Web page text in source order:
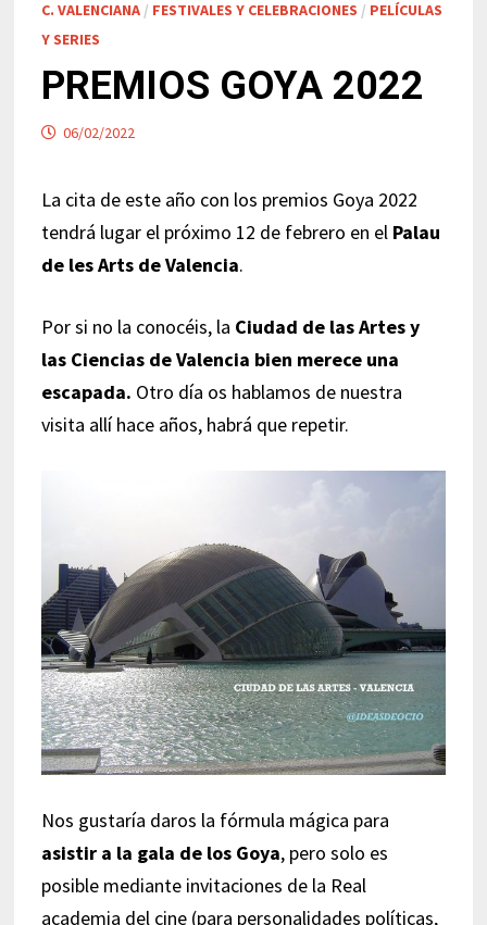
C. VALENCIANA/ FESTIVALES Y CELEBRACIONES / PELÍCULAS
Y SERIES
PREMIOS GOYA 2022
06/02/2022
La cita de este año con los premios Goya 2022
tendrá lugar el próximo 12 de febrero en el Palau
de les Arts de Valencia.
Por si no la conocéis, la Ciudad de las Artes y
las Ciencias de Valencia bien merece una
escapada. Otro día os hablamos de nuestra
visita allí hace años, habrá que repetir.
Nos gustaría daros la fórmula mágica para
asistir a la gala de los Goya, pero solo es
posible mediante invitaciones de la Real
academia del cine (para personalidades políticas,